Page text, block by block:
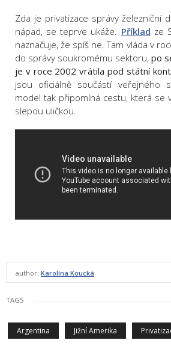
Zda je privatizace správy železniční
nápad, se teprve ukáže. Příklad ze
naznačuje, že spíš ne. Tam vláda v
do správy soukromému sektoru, po
je v roce 2002 vrátila pod státní
jsou oficiálně součástí veřejného
model tak připomíná cestu, která se
slepou uličkou.
author: Karolína Koucká
TAGS
Argentina Jižní Amerika